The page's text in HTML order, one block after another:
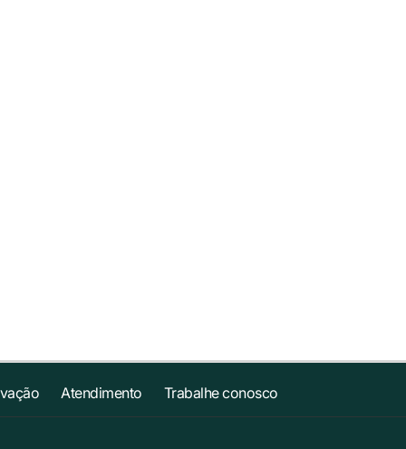
Atendimento Trabalhe conosco